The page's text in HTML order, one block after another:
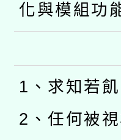
化與模組功
1、求知若
2、任何被